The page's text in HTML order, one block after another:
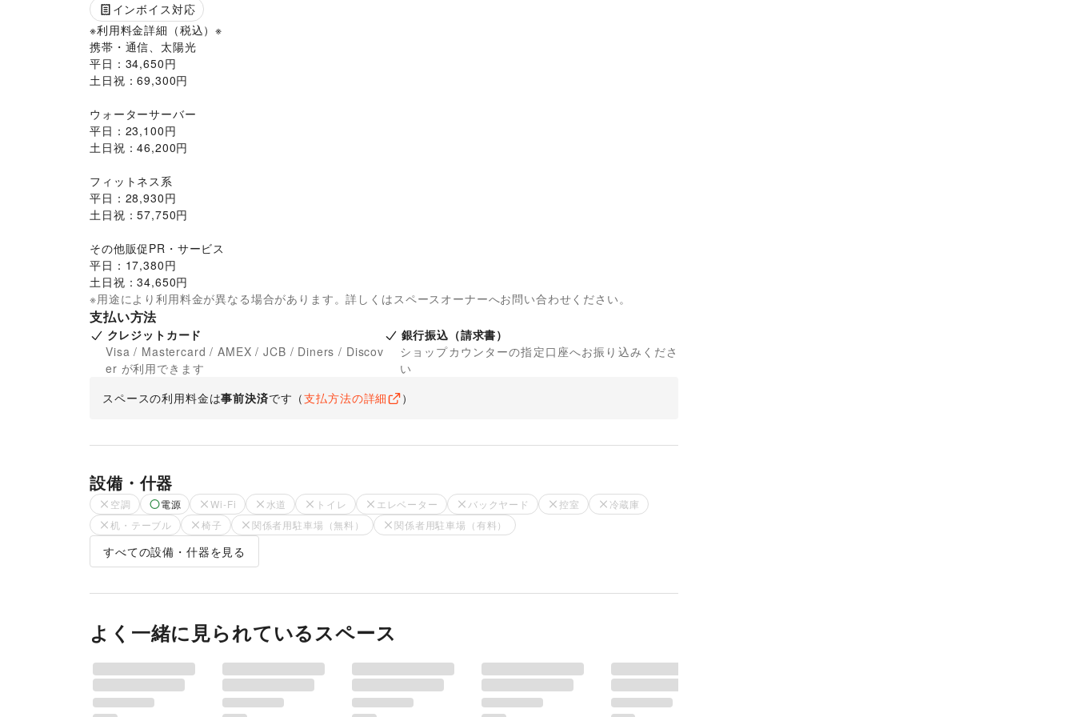
インボイス対応
※利用料金詳細（税込）※
携帯・通信、太陽光
平日：34,650円
土日祝：69,300円
ウォーターサーバー
平日：23,100円
土日祝：46,200円
フィットネス系
平日：28,930円
土日祝：57,750円
その他販促PR・サービス
平日：17,380円
土日祝：34,650円
※用途により利用料金が異なる場合があります。詳しくはスペースオーナーへお問い合わせください。
支払い方法
クレジットカード
Visa / Mastercard / AMEX / JCB / Diners / Discov
er が利用できます
銀行振込（請求書）
ショップカウンターの指定口座へお振り込みくださ
い
スペースの利用料金は事前決済です （支払方法の詳細 ）
設備・什器
空調 電源 Wi-Fi 水道 トイレ エレベーター バックヤード 控室
冷蔵庫
机・テーブル
椅子 関係者用駐車場（無料） 関係者用駐車場（有料）
すべての設備・什器を見る
よく一緒に見られているスペース